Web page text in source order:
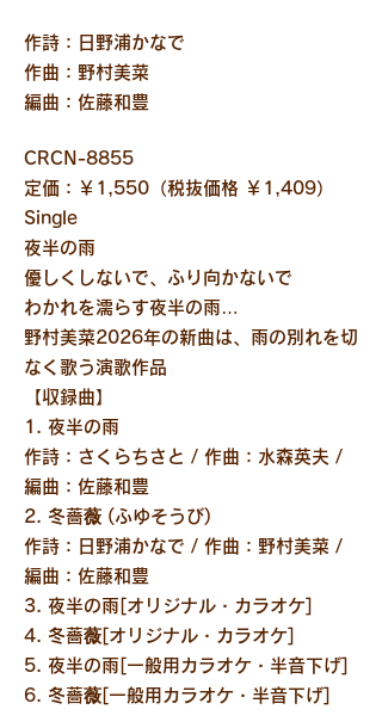
作詩：日野浦かなで
作曲：野村美菜
編曲：佐藤和豊
CRCN-8855
定価：￥1,550（税抜価格 ￥1,409）
Single
夜半の雨
優しくしないで、ふり向かないで
わかれを濡らす夜半の雨…
野村美菜2026年の新曲は、雨の別れを切
なく歌う演歌作品
【収録曲】
1. 夜半の雨
作詩：さくらちさと / 作曲：水森英夫 /
編曲：佐藤和豊
2. 冬薔薇 (ふゆそうび)
作詩：日野浦かなで / 作曲：野村美菜 /
編曲：佐藤和豊
3. 夜半の雨[オリジナル・カラオケ]
4. 冬薔薇 [オリジナル・カラオケ]
5. 夜半の雨[一般用カラオケ・半音下げ]
6. 冬薔薇 [一般用カラオケ・半音下げ]